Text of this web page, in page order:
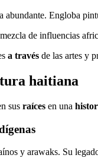
abundante. Engloba
de influencias
a través de las artes y
haitiana
sus raíces en una
y arawaks. Su